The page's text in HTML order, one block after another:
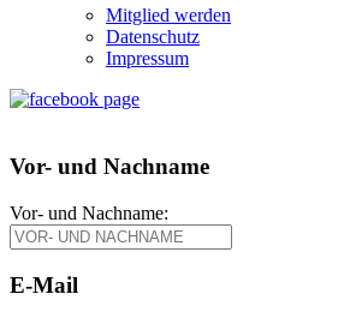
Mitglied werden
Datenschutz
Impressum
Vor- und Nachname
Vor- und Nachname:
E-Mail